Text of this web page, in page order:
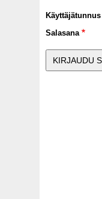
Käyttäjätunnus
Salasana